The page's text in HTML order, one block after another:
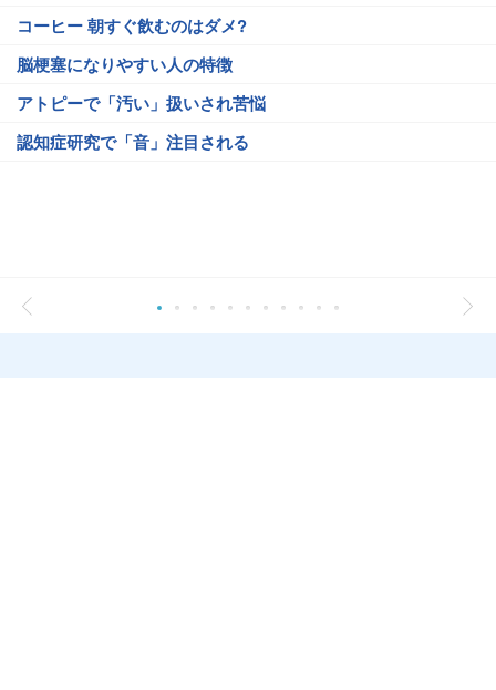
コーヒー 朝すぐ飲むのはダメ?
脳梗塞になりやすい人の特徴
アトピーで「汚い」扱いされ苦悩
認知症研究で「音」注目される